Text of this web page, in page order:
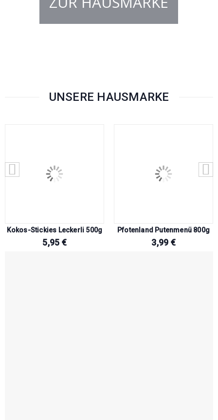
UNSERE HAUSMARKE
Kokos-Stickies Leckerli 500g
5,95 €
Pfotenland Putenmenü 800g
3,99 €